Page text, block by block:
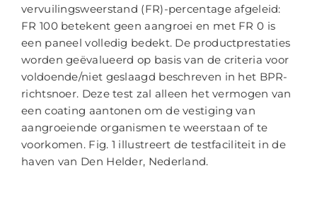
vervuilingsweerstand (FR)-percentage afgeleid:
FR 100 betekent geen aangroei en met FR 0 is
een paneel volledig bedekt. De productprestaties
worden geëvalueerd op basis van de criteria voor
voldoende/niet geslaagd beschreven in het BPR-
richtsnoer. Deze test zal alleen het vermogen van
een coating aantonen om de vestiging van
aangroeiende organismen te weerstaan of te
voorkomen. Fig. 1 illustreert de testfaciliteit in de
haven van Den Helder, Nederland.